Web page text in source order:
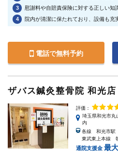
3
慰謝料や自賠責保険に対する正しい知
4
院内が清潔に保たれており、設備も充
電話で無料予約
ザバス鍼灸整骨院 和光
評価：
埼玉県和光市丸
内
各線 和光市駅
東武東上本線
通院支援金 最